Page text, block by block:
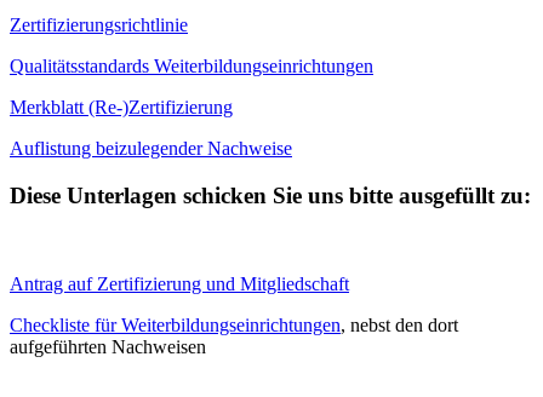
Zertifizierungsrichtlinie
Qualitätsstandards Weiterbildungseinrichtungen
Merkblatt (Re-)Zertifizierung
Auflistung beizulegender Nachweise
Diese Unterlagen schicken Sie uns bitte ausgefüllt zu:
Antrag auf Zertifizierung und Mitgliedschaft
Checkliste für Weiterbildungseinrichtungen, nebst den dort
aufgeführten Nachweisen